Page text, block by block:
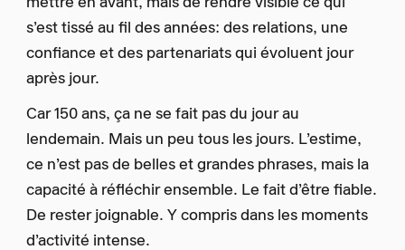
s’est tissé au fil des années: des relations, une
confiance et des partenariats qui évoluent jour
après jour.
Car 150 ans, ça ne se fait pas du jour au
lendemain. Mais un peu tous les jours. L’estime,
ce n’est pas de belles et grandes phrases, mais la
capacité à réfléchir ensemble. Le fait d’être fiable.
De rester joignable. Y compris dans les moments
d’activité intense.